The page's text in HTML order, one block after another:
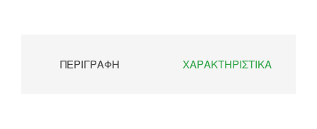
ΠΕΡΙΓΡΑΦΉ ΧΑΡΑΚΤΗΡΙΣΤΙΚΆ